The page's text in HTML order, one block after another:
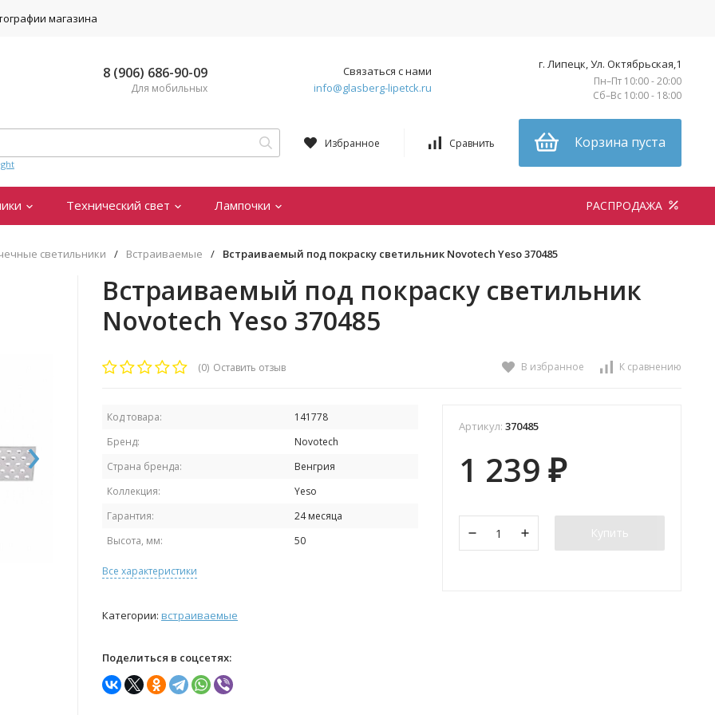
магазина
8 (906) 686-90-09
Для мобильных
Связаться с нами
info@glasberg-lipetck.ru
г. Липецк, Ул. Октябрьская,1
Пн–Пт 10:00 - 20:00
Сб–Вс 10:00 - 18:00
Избранное Сравнить Корзина пуста
Технический свет Лампочки РАСПРОДАЖА
светильники / Встраиваемые / Встраиваемый под покраску светильник Novotech Yeso 370485
›
Встраиваемый под покраску светильник
Novotech Yeso 370485
(0) Оставить отзыв В избранное К сравнению
Код товара:
141778
Бренд:
Novotech
Страна бренда:
Венгрия
Коллекция:
Yeso
Гарантия:
24 месяца
Высота, мм:
50
Все характеристики
Категории: встраиваемые
Поделиться в соцсетях:
Артикул: 370485
1 239 ₽
Купить